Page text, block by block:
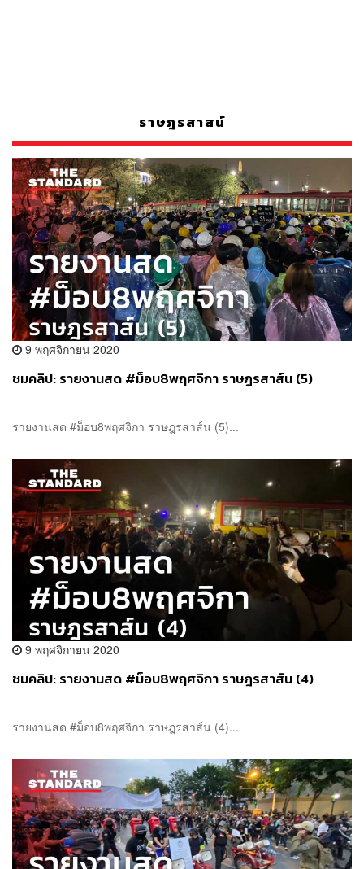
ราษฎรสาสน์
9 พฤศจิกายน 2020
ชมคลิป: รายงานสด #ม็อบ8พฤศจิกา ราษฎรสาส์น (5)
รายงานสด #ม็อบ8พฤศจิกา ราษฎรสาส์น (5)...
9 พฤศจิกายน 2020
ชมคลิป: รายงานสด #ม็อบ8พฤศจิกา ราษฎรสาส์น (4)
รายงานสด #ม็อบ8พฤศจิกา ราษฎรสาส์น (4)...